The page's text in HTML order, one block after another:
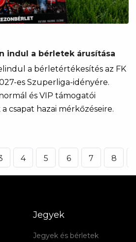
indul a bérletek árusítása
a bérletértékesítés az FK
es Szuperliga-idényére.
és VIP támogatói
csapat hazai mérkőzéseire.
4 5 6 7 8
Jegyek
Jegyek és bérletek